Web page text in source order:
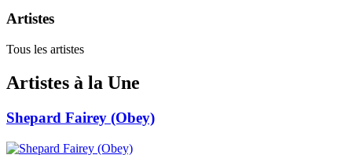
Artistes
Tous les artistes
Artistes à la Une
Shepard Fairey (Obey)